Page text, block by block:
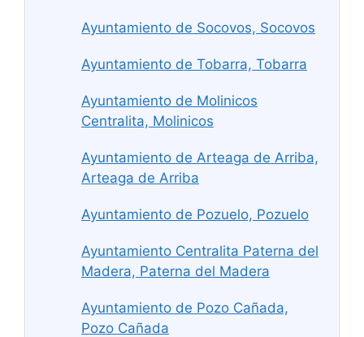
Ayuntamiento de Socovos, Socovos
Ayuntamiento de Tobarra, Tobarra
Ayuntamiento de Molinicos
Centralita, Molinicos
Ayuntamiento de Arteaga de Arriba,
Arteaga de Arriba
Ayuntamiento de Pozuelo, Pozuelo
Ayuntamiento Centralita Paterna del
Madera, Paterna del Madera
Ayuntamiento de Pozo Cañada,
Pozo Cañada